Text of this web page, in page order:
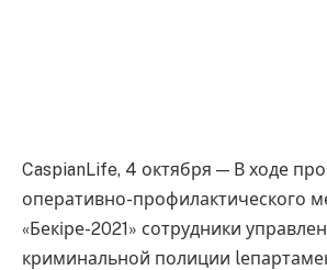
CaspianLife, 4 октября — В ходе
оперативно-профилактического
«Бекіре-2021» сотрудники
криминальной полиции